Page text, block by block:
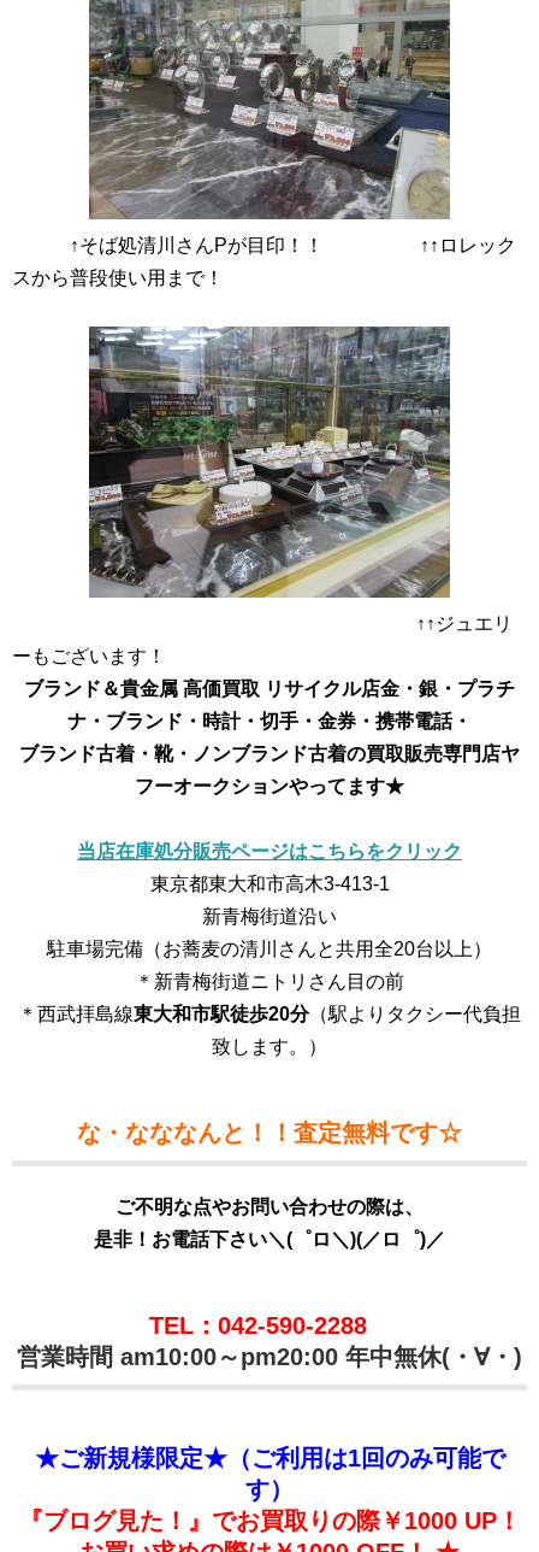
↑そば処清川さんPが目印！！ ↑↑ロレック
スから普段使い用まで！
↑↑ジュエリ
ーもございます！
ブランド＆貴金属 高価買取 リサイクル店金・銀・プラチ
ナ・ブランド・時計・切手・金券・携帯電話・
ブランド古着・靴・ノンブランド古着の買取販売専門店ヤ
フーオークションやってます★
当店在庫処分販売ページはこちらをクリック
東京都東大和市高木3-413-1
新青梅街道沿い
駐車場完備（お蕎麦の清川さんと共用全20台以上）
＊新青梅街道ニトリさん目の前
＊西武拝島線東大和市駅徒歩20分（駅よりタクシー代負担
致します。）
な・なななんと！！査定無料です☆
ご不明な点やお問い合わせの際は、
是非！お電話下さい＼(゜ロ＼)(／ロ゜)／
TEL：042-590-2288
営業時間 am10:00～pm20:00 年中無休(・∀・)
★ご新規様限定★（ご利用は1回のみ可能で
す）
『ブログ見た！』でお買取りの際￥1000 UP！